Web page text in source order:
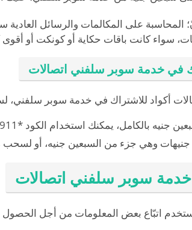
المحاسبة على المكالمات والرسائل
سواء كانت باقات حكاية أو كونكت أو أقوى
في خدمة سوبر سلفني اتصالات
أكواد للاشتراك في خدمة سوبر سلفني،
جنيه بالكامل، يمكنك استخدام الكود *911*1#.
وهي جزء من السبعين جنيه، أو لسحب
خدمة سوبر سلفني اتصالات
اتبّاع بعض المعلومات من أجل الحصول